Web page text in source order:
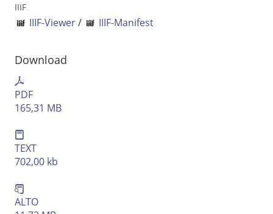
IIIF
IIIF-Viewer/ IIIF-Manifest
Download
PDF
165,31 MB
TEXT
702,00 kb
ALTO